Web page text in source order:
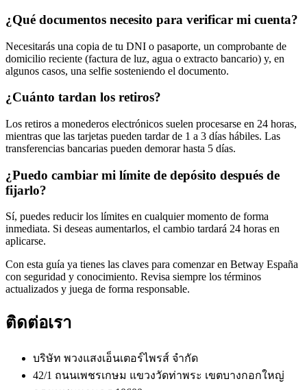
¿Qué documentos necesito para verificar mi cuenta?
Necesitarás una copia de tu DNI o pasaporte, un comprobante de
domicilio reciente (factura de luz, agua o extracto bancario) y, en
algunos casos, una selfie sosteniendo el documento.
¿Cuánto tardan los retiros?
Los retiros a monederos electrónicos suelen procesarse en 24 horas,
mientras que las tarjetas pueden tardar de 1 a 3 días hábiles. Las
transferencias bancarias pueden demorar hasta 5 días.
¿Puedo cambiar mi límite de depósito después de
fijarlo?
Sí, puedes reducir los límites en cualquier momento de forma
inmediata. Si deseas aumentarlos, el cambio tardará 24 horas en
aplicarse.
Con esta guía ya tienes las claves para comenzar en Betway España
con seguridad y conocimiento. Revisa siempre los términos
actualizados y juega de forma responsable.
ติดต่อเรา
บริษัท พวงแสงเอ็นเตอร์ไพรส์ จำกัด
42/1 ถนนเพชรเกษม แขวงวัดท่าพระ เขตบางกอกใหญ่